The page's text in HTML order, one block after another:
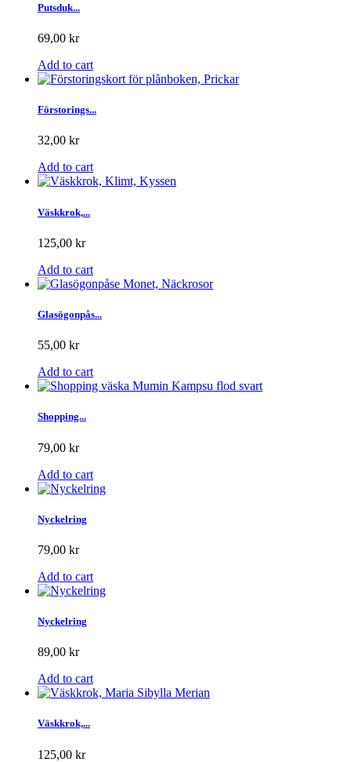
Putsduk...
69,00 kr
Add to cart
Förstorings...
32,00 kr
Add to cart
Väskkrok,...
125,00 kr
Add to cart
Glasögonpås...
55,00 kr
Add to cart
Shopping...
79,00 kr
Add to cart
Nyckelring
79,00 kr
Add to cart
Nyckelring
89,00 kr
Add to cart
Väskkrok,...
125,00 kr